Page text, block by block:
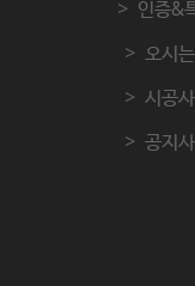
인증&
오시
시공
공지